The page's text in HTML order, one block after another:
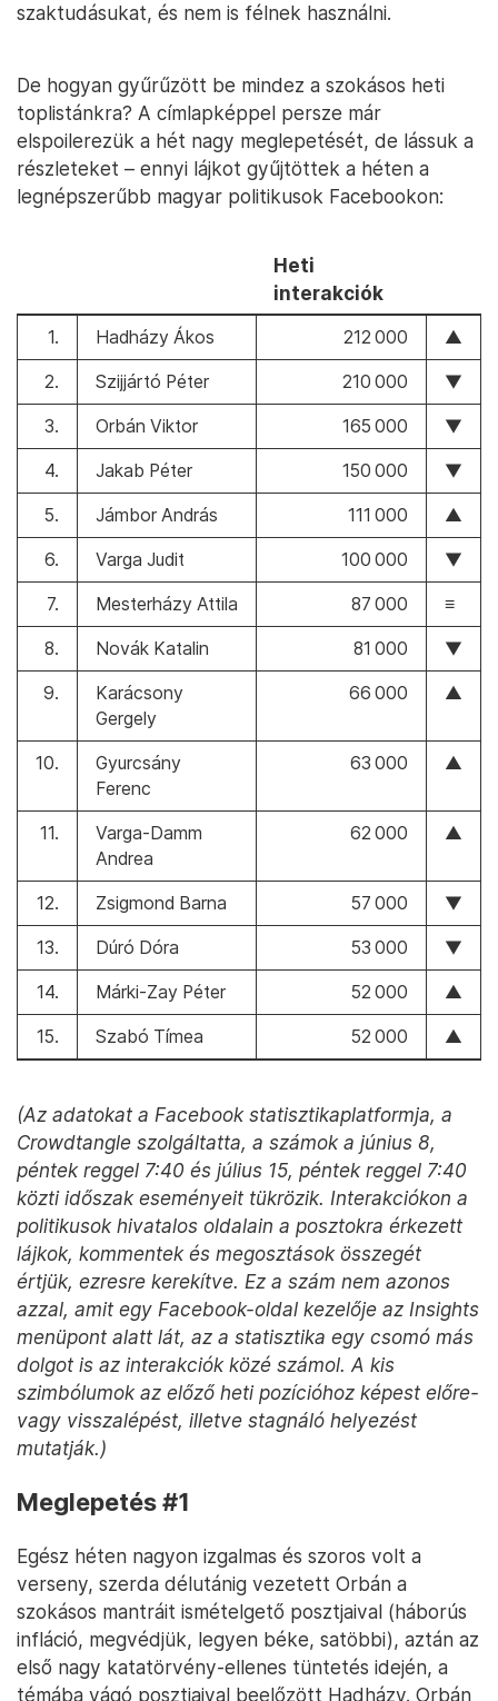
szaktudásukat, és nem is félnek használni.
De hogyan gyűrűzött be mindez a szokásos heti
toplistánkra? A címlapképpel persze már
elspoilerezük a hét nagy meglepetését, de lássuk a
részleteket – ennyi lájkot gyűjtöttek a héten a
legnépszerűbb magyar politikusok Facebookon:
Heti
interakciók
1. Hadházy Ákos 212 000 ▲
2. Szijjártó Péter 210 000 ▼
3. Orbán Viktor 165 000 ▼
4. Jakab Péter 150 000 ▼
5. Jámbor András 111 000 ▲
6. Varga Judit 100 000 ▼
7. Mesterházy Attila 87 000 ≡
8. Novák Katalin 81 000 ▼
9.
Karácsony
Gergely
66 000 ▲
10.
Gyurcsány
Ferenc
63 000 ▲
11.
Varga-Damm
Andrea
62 000 ▲
12. Zsigmond Barna 57 000 ▼
13. Dúró Dóra 53 000 ▼
14. Márki-Zay Péter 52 000 ▲
15. Szabó Tímea 52 000 ▲
(Az adatokat a Facebook statisztikaplatformja, a
Crowdtangle szolgáltatta, a számok a június 8,
péntek reggel 7:40 és július 15, péntek reggel 7:40
közti időszak eseményeit tükrözik. Interakciókon a
politikusok hivatalos oldalain a posztokra érkezett
lájkok, kommentek és megosztások összegét
értjük, ezresre kerekítve. Ez a szám nem azonos
azzal, amit egy Facebook-oldal kezelője az Insights
menüpont alatt lát, az a statisztika egy csomó más
dolgot is az interakciók közé számol. A kis
szimbólumok az előző heti pozícióhoz képest előre-
vagy visszalépést, illetve stagnáló helyezést
mutatják.)
Meglepetés #1
Egész héten nagyon izgalmas és szoros volt a
verseny, szerda délutánig vezetett Orbán a
szokásos mantráit ismételgető posztjaival (háborús
infláció, megvédjük, legyen béke, satöbbi), aztán az
első nagy katatörvény-ellenes tüntetés idején, a
témába vágó posztjaival beelőzött Hadházy. Orbán